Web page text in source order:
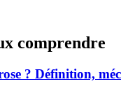
comprendre
? Définition,